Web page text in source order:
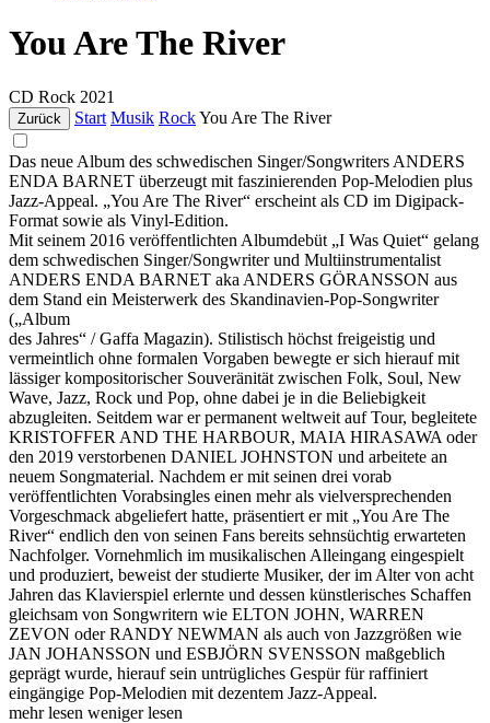
You Are The River
CD Rock 2021
Zurück Start Musik RockYou Are The River
Das neue Album des schwedischen Singer/Songwriters ANDERS
ENDA BARNET überzeugt mit faszinierenden Pop-Melodien plus
Jazz-Appeal. „You Are The River“ erscheint als CD im Digipack-
Format sowie als Vinyl-Edition.
Mit seinem 2016 veröffentlichten Albumdebüt „I Was Quiet“ gelang
dem schwedischen Singer/Songwriter und Multiinstrumentalist
ANDERS ENDA BARNET aka ANDERS GÖRANSSON aus
dem Stand ein Meisterwerk des Skandinavien-Pop-Songwriter
(„Album
des Jahres“ / Gaffa Magazin). Stilistisch höchst freigeistig und
vermeintlich ohne formalen Vorgaben bewegte er sich hierauf mit
lässiger kompositorischer Souveränität zwischen Folk, Soul, New
Wave, Jazz, Rock und Pop, ohne dabei je in die Beliebigkeit
abzugleiten. Seitdem war er permanent weltweit auf Tour, begleitete
KRISTOFFER AND THE HARBOUR, MAIA HIRASAWA oder
den 2019 verstorbenen DANIEL JOHNSTON und arbeitete an
neuem Songmaterial. Nachdem er mit seinen drei vorab
veröffentlichten Vorabsingles einen mehr als vielversprechenden
Vorgeschmack abgeliefert hatte, präsentiert er mit „You Are The
River“ endlich den von seinen Fans bereits sehnsüchtig erwarteten
Nachfolger. Vornehmlich im musikalischen Alleingang eingespielt
und produziert, beweist der studierte Musiker, der im Alter von acht
Jahren das Klavierspiel erlernte und dessen künstlerisches Schaffen
gleichsam von Songwritern wie ELTON JOHN, WARREN
ZEVON oder RANDY NEWMAN als auch von Jazzgrößen wie
JAN JOHANSSON und ESBJÖRN SVENSSON maßgeblich
geprägt wurde, hierauf sein untrügliches Gespür für raffiniert
eingängige Pop-Melodien mit dezentem Jazz-Appeal.
mehr lesen weniger lesen